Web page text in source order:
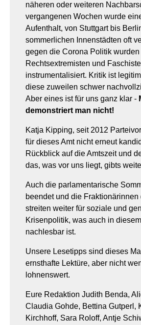
näheren oder weiteren
vergangenen Wochen wurde
Aufenthalt, von Stuttgart bis
sommerlichen Innenstädten oft
gegen die Corona Politik wurden
Rechtsextremisten und
instrumentalisiert. Kritik ist
diese zuweilen schwer
Aber eines ist für uns ganz klar -
demonstriert man nicht!
Katja Kipping, seit 2012
für dieses Amt nicht erneut
Rückblick auf die Amtszeit und
das, was vor uns liegt, gibts
Auch die parlamentarische
beendet und die Fraktionärinnen
streiten weiter für soziale und
Krisenpolitik, was auch in
nachlesbar ist.
Unsere Lesetipps sind dieses
ernsthafte Lektüre, aber nicht
lohnenswert.
Eure Redaktion Judith Benda,
Claudia Gohde, Bettina Gutperl,
Kirchhoff, Sara Roloff, Antje